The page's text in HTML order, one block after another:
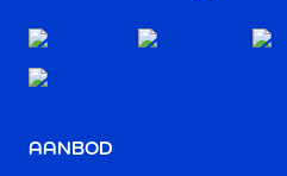
AANBOD